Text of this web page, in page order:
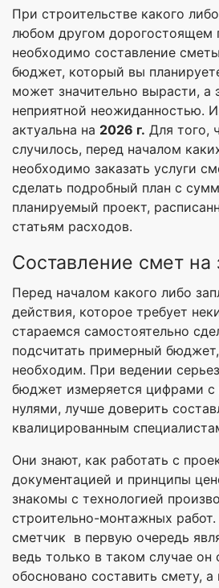
При строительстве какого
любом другом дорогостоящем
необходимо составление
бюджет, который вы
может значительно вырасти, а
неприятной неожиданностью.
актуальна на 2026 г. Для того,
случилось, перед началом
необходимо заказать услуги
сделать подробный план с
планируемый проект,
статьям расходов.
Составление смет на
Перед началом какого либо
действия, которое требует
стараемся самостоятельно
подсчитать примерный
необходим. При ведении
бюджет измеряется цифрами с
нулями, лучше доверить
квалицированным
Они знают, как работать с
документацией и принципы
знакомы с технологией
строительно-монтажных
сметчик в первую очередь
ведь только в таком случае он
обосновано составить смету, а